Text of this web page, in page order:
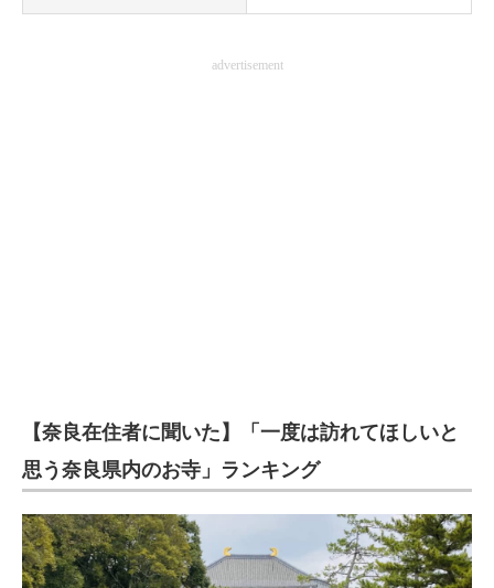
advertisement
【奈良在住者に聞いた】「一度は訪れてほしいと
思う奈良県内のお寺」ランキング